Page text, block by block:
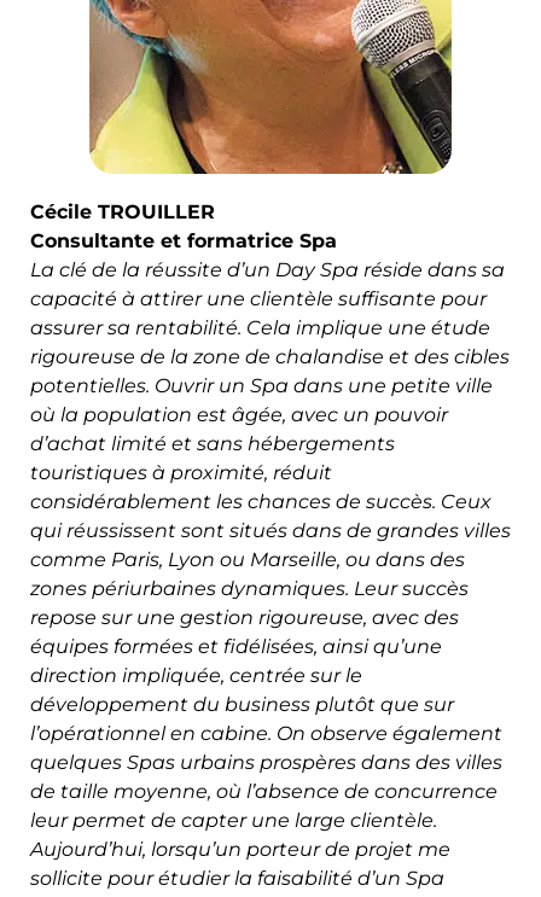
Cécile TROUILLER
Consultante et formatrice Spa
La clé de la réussite d’un Day Spa réside dans sa
capacité à attirer une clientèle suffisante pour
assurer sa rentabilité. Cela implique une étude
rigoureuse de la zone de chalandise et des cibles
potentielles. Ouvrir un Spa dans une petite ville
où la population est âgée, avec un pouvoir
d’achat limité et sans hébergements
touristiques à proximité, réduit
considérablement les chances de succès. Ceux
qui réussissent sont situés dans de grandes villes
comme Paris, Lyon ou Marseille, ou dans des
zones périurbaines dynamiques. Leur succès
repose sur une gestion rigoureuse, avec des
équipes formées et fidélisées, ainsi qu’une
direction impliquée, centrée sur le
développement du business plutôt que sur
l’opérationnel en cabine. On observe également
quelques Spas urbains prospères dans des villes
de taille moyenne, où l’absence de concurrence
leur permet de capter une large clientèle.
Aujourd’hui, lorsqu’un porteur de projet me
sollicite pour étudier la faisabilité d’un Spa